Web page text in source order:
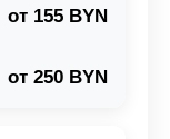
от 155 BYN
от 250 BYN